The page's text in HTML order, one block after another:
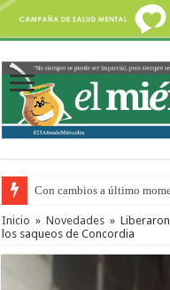
Con cambios a último
Adopción en Entre Ríos: el
Inicio » Novedades »
los saqueos de Concordia